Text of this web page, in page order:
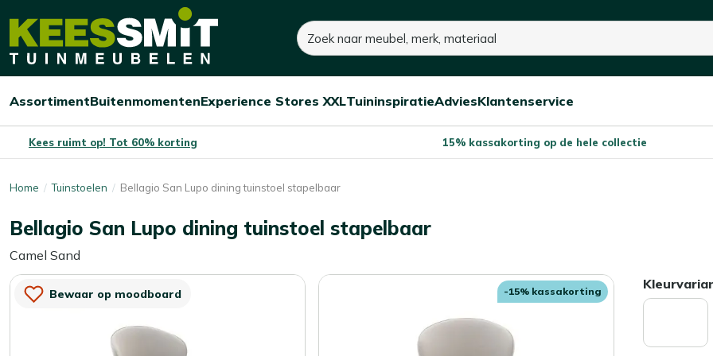
Kees
Tuinmeubelen
Zoeken
Open/sluit
Assortiment
Open/sluit
Buitenmomenten
Open/sluit
Experience Stores XXL
Open/sluit
Tuininspiratie
Open/sluit
Advies
Open/sluit
Klantenservice
Kees ruimt op! Tot 60% korting 15% kassakorting op de hele collectie
Home Tuinstoelen Bellagio San Lupo dining tuinstoel stapelbaar
Bellagio San Lupo dining tuinstoel stapelbaar
Camel Sand
Bewaar op moodboard -15% kassakorting
145,- 200,-
Je bespaart:55,- (-28%)